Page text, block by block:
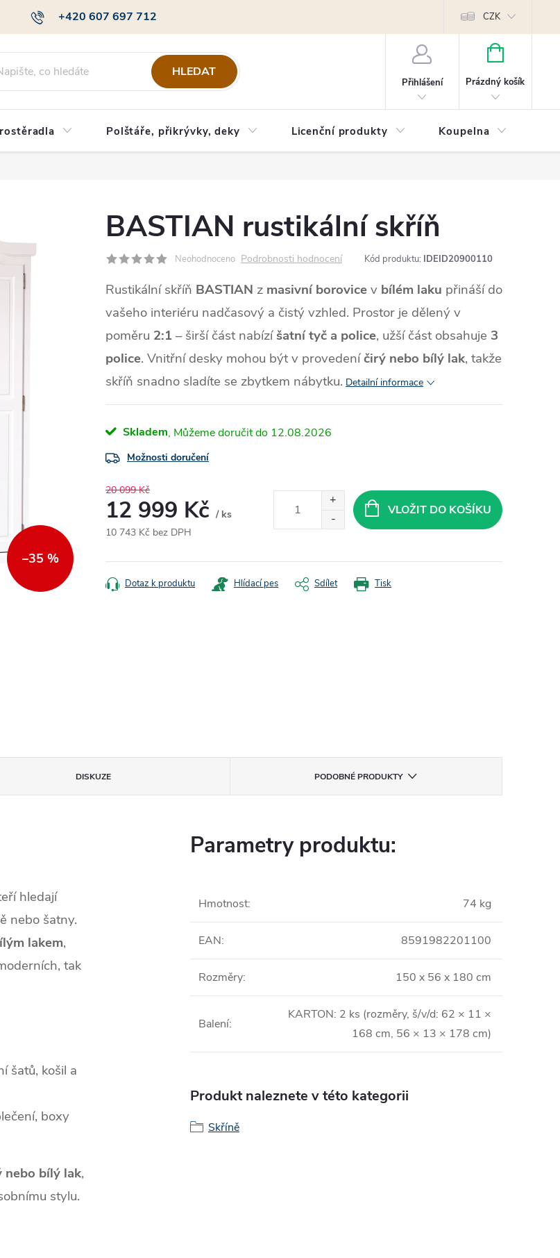
+420 607 697 712
podmínky Podmínky ochrany osobních údajů Poptávky a B2B
CZK
HLEDAT
Přihlášení
NÁKUPNÍ
Prázdný košík
Polštáře, přikrývky, deky Licenční produkty Koupelna
–35 %
BASTIAN rustikální skříň
Neohodnoceno Podrobnosti hodnocení Kód produktu: IDEID20900110
Rustikální skříň BASTIAN z masivní borovicev bílém laku přináší do
vašeho interiéru nadčasový a čistý vzhled. Prostor je dělený v
poměru 2:1– širší část nabízíšatní tyč a police, užší část obsahuje 3
police. Vnitřní desky mohou být v provedeníčirý nebo bílý lak, takže
skříň snadno sladíte se zbytkem nábytku. Detailní informace
Skladem 12.08.2026
Možnosti doručení
20 099 Kč
12 999 Kč / ks
10 743 Kč bez DPH
cena:
VLOŽIT DO KOŠÍKU
Tisk
Dotaz k produktu Hlídací pes Sdílet
DISKUZE PODOBNÉ PRODUKTY
hledají
nebo šatny.
lakem,
tak
šatů, košil a
boxy
nebo bílý lak,
stylu.
Parametry produktu:
Hmotnost: 74 kg
EAN: 8591982201100
Rozměry: 150 x 56 x 180 cm
Balení:
KARTON: 2 ks (rozměry, š/v/d: 62 × 11 ×
168 cm, 56 × 13 × 178 cm)
Produkt naleznete v této kategorii
Skříně